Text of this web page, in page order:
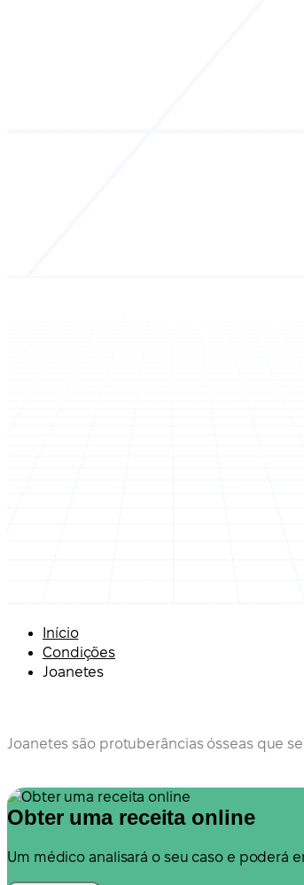
Início
Condições
Joanetes
Joanetes são protuberâncias ósseas que
Obter uma receita online
Um médico analisará o seu caso e poderá